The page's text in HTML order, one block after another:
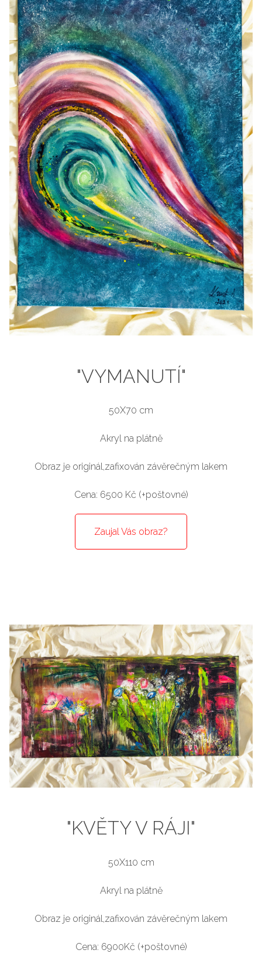
"VYMANUTÍ"
50X70 cm
Akryl na plátně
Obraz je originál,zafixován závěrečným lakem
Cena: 6500 Kč (+poštovné)
Zaujal Vás obraz?
"KVĚTY V RÁJI"
50X110 cm
Akryl na plátně
Obraz je originál,zafixován závěrečným lakem
Cena: 6900Kč (+poštovné)